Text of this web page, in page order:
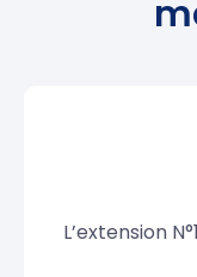
L’extension